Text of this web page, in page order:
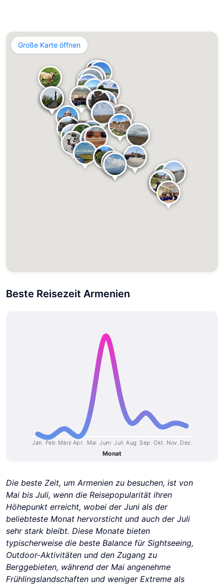
Große Karte öffnen
Beste Reisezeit Armenien
Jan. Feb. März Apr. Mai Juni Juli Aug. Sep. Okt. Nov. Dez.
Monat
Die beste Zeit, um Armenien zu besuchen, ist von
Mai bis Juli, wenn die Reisepopularität ihren
Höhepunkt erreicht, wobei der Juni als der
beliebteste Monat hervorsticht und auch der Juli
sehr stark bleibt. Diese Monate bieten
typischerweise die beste Balance für Sightseeing,
Outdoor-Aktivitäten und den Zugang zu
Berggebieten, während der Mai angenehme
Frühlingslandschaften und weniger Extreme als